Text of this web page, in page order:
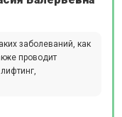
заболеваний, как
проводит